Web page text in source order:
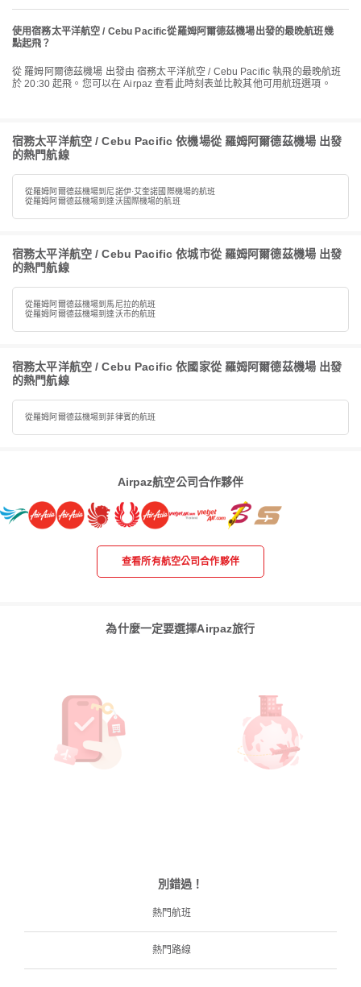
使用宿務太平洋航空 / Cebu Pacific從羅姆阿爾德茲機場出發的最晚航班幾
點起飛？
從 羅姆阿爾德茲機場 出發由 宿務太平洋航空 / Cebu Pacific 執飛的最晚航班
於 20:30 起飛。您可以在 Airpaz 查看此時刻表並比較其他可用航班選項。
宿務太平洋航空 / Cebu Pacific 依機場從 羅姆阿爾德茲機場 出發
的熱門航線
從羅姆阿爾德茲機場到尼諾伊·艾奎諾國際機場的航班
從羅姆阿爾德茲機場到達沃國際機場的航班
宿務太平洋航空 / Cebu Pacific 依城市從 羅姆阿爾德茲機場 出發
的熱門航線
從羅姆阿爾德茲機場到馬尼拉的航班
從羅姆阿爾德茲機場到達沃市的航班
宿務太平洋航空 / Cebu Pacific 依國家從 羅姆阿爾德茲機場 出發
的熱門航線
從羅姆阿爾德茲機場到菲律賓的航班
Airpaz航空公司合作夥伴
查看所有航空公司合作夥伴
為什麼一定要選擇Airpaz旅行
別錯過！
熱門航班
熱門路線